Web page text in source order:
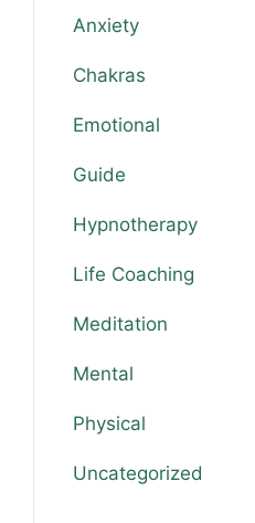
Anxiety
Chakras
Emotional
Guide
Hypnotherapy
Life Coaching
Meditation
Mental
Physical
Uncategorized